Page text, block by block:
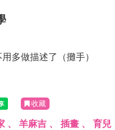
多做描述了（攤手）
收藏
、 羊麻吉 、 插畫 、 育兒